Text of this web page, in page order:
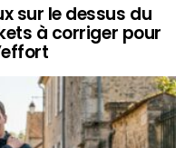
sur le dessus du
à corriger pour